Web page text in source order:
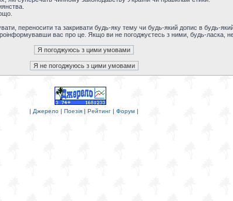
переносити та закривати будь-яку тему чи будь-який допис в будь-
вас про це. Якщо ви не погоджуєтесь з ними, будь-ласка,
| Джерело | Поезія | Рейтинг | Форум |